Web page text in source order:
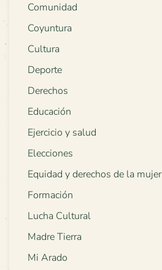
Comunidad
Coyuntura
Cultura
Deporte
Derechos
Educación
Ejercicio y salud
Elecciones
Equidad y derechos de la mujer
Formación
Lucha Cultural
Madre Tierra
Mi Arado